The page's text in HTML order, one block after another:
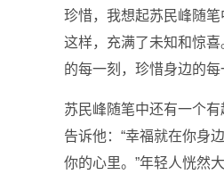
珍惜，我想起苏民峰随
这样，充满了未知和惊
的每一刻，珍惜身边的每
苏民峰随笔中还有一个
告诉他：“幸福就在你身
你的心里。”年轻人恍然